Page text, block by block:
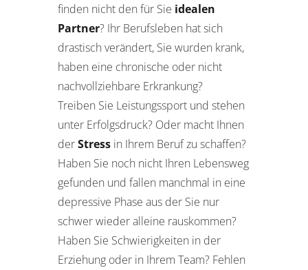
finden nicht den für Sie idealen
Partner? Ihr Berufsleben hat sich
drastisch verändert, Sie wurden krank,
haben eine chronische oder nicht
nachvollziehbare Erkrankung?
Treiben Sie Leistungssport und stehen
unter Erfolgsdruck? Oder macht Ihnen
derStress in Ihrem Beruf zu schaffen?
Haben Sie noch nicht Ihren Lebensweg
gefunden und fallen manchmal in eine
depressive Phase aus der Sie nur
schwer wieder alleine rauskommen?
Haben Sie Schwierigkeiten in der
Erziehung oder in Ihrem Team? Fehlen